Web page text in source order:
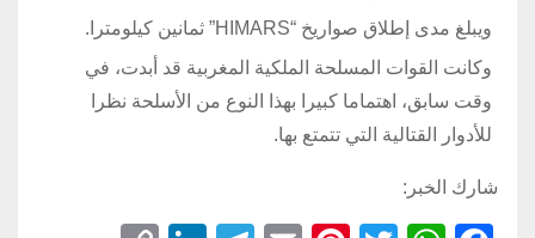
ويبلغ مدى إطلاق صواريخ “HIMARS” ثمانين كيلومترا.
وكانت القوات المسلحة الملكية المغربية قد أبدت، في
وقت سابق، اهتماما كبيرا بهذا النوع من الأسلحة نظرا
للأدوار القتالية التي تتمتع بها.
شارك الخبر: